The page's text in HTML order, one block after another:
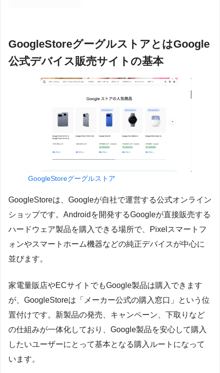
GoogleStoreグーグルストアとはGoogle
公式デバイス販売サイトの基本
GoogleStoreグーグルストア
GoogleStoreは、Googleが自社で運営する公式オンライン
ショップです。Androidを開発するGoogleが直接販売する
ハードウェア製品を購入できる場所で、Pixelスマートフ
ォンやスマートホーム機器などの純正デバイスが中心に
並びます。
家電量販店やECサイトでもGoogle製品は購入できます
が、GoogleStoreは「メーカー公式の購入窓口」という位
置付けです。新製品の発売、キャンペーン、下取りなど
の仕組みが一体化しており、Google製品を安心して購入
したいユーザーにとって基本となる購入ルートになって
います。